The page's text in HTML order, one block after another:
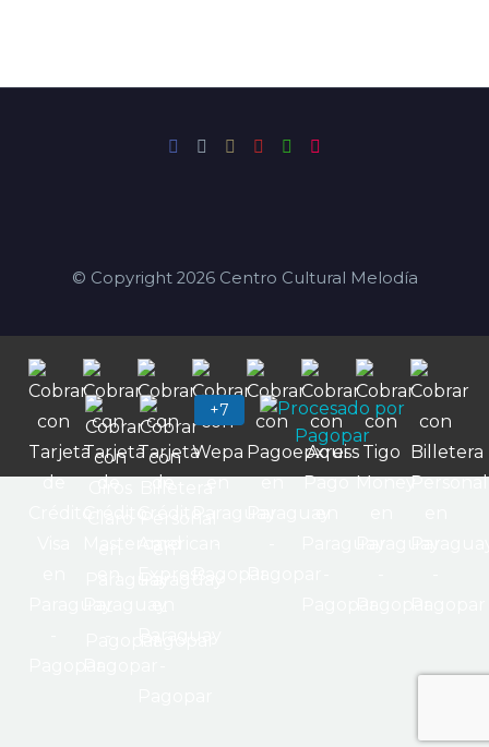
© Copyright 2026 Centro Cultural Melodía